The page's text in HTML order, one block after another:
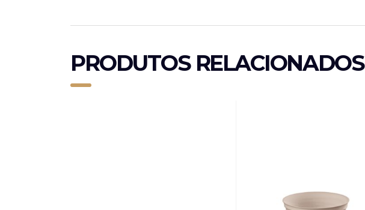
PRODUTOS RELACIONADOS